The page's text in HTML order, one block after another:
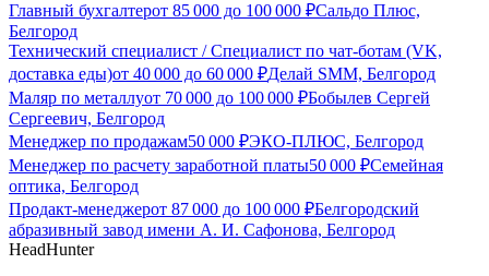
Главный бухгалтерот 85 000 до 100 000 ₽Сальдо Плюс,
Белгород
Технический специалист / Специалист по чат-ботам (VK,
доставка еды)от 40 000 до 60 000 ₽Делай SMM, Белгород
Маляр по металлуот 70 000 до 100 000 ₽Бобылев Сергей
Сергеевич, Белгород
Менеджер по продажам50 000 ₽ЭКО-ПЛЮС, Белгород
Менеджер по расчету заработной платы50 000 ₽Семейная
оптика, Белгород
Продакт-менеджерот 87 000 до 100 000 ₽Белгородский
абразивный завод имени А. И. Сафонова, Белгород
HeadHunter